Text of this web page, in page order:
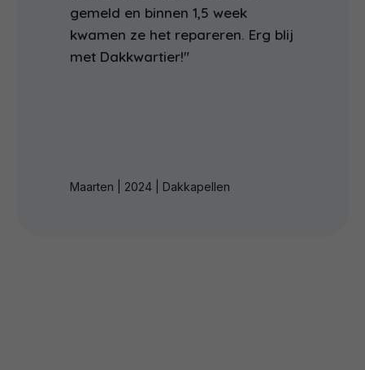
gemeld en binnen 1,5 week
kwamen ze het repareren. Erg blij
met Dakkwartier!"
Maarten | 2024 | Dakkapellen